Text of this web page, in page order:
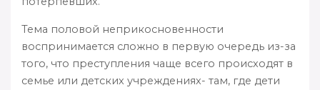
Тема половой неприкосновенности
воспринимается сложно в первую очередь из-за
того, что преступления чаще всего происходят в
семье или детских учреждениях- там, где дети